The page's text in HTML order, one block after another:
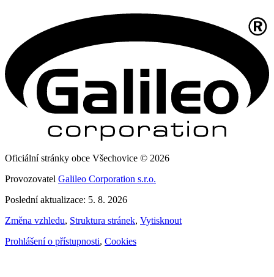
Oficiální stránky obce Všechovice © 2026
Provozovatel Galileo Corporation s.r.o.
Poslední aktualizace: 5. 8. 2026
Změna vzhledu, Struktura stránek, Vytisknout
Prohlášení o přístupnosti, Cookies